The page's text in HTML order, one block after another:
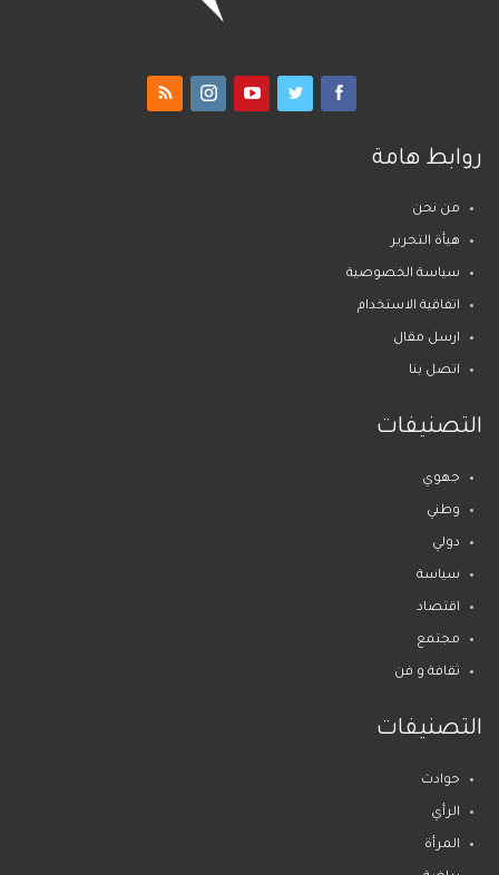
روابط هامة
من نحن
هيأة التحرير
سياسة الخصوصية
اتفاقية الاستخدام
ارسل مقال
اتصل بنا
التصنيفات
جهوي
وطني
دولي
سياسة
اقتصاد
مجتمع
ثقافة و فن
التصنيفات
حوادث
الرأي
المرأة